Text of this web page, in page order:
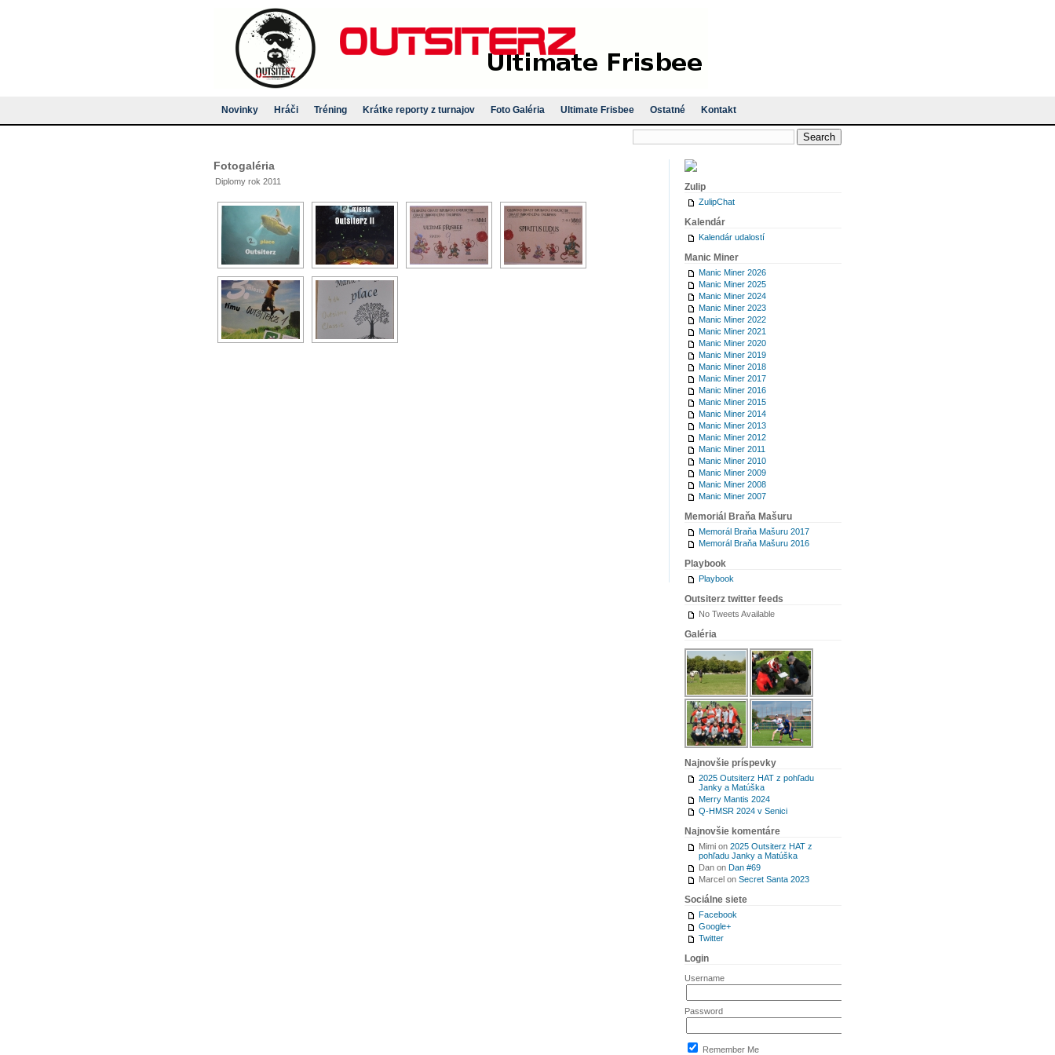
Novinky Hráči Tréning Krátke reporty z turnajov Foto Galéria Ultimate Frisbee Ostatné Kontakt
Fotogaléria
Diplomy rok 2011
Zulip
ZulipChat
Kalendár
Kalendár udalostí
Manic Miner
Manic Miner 2026
Manic Miner 2025
Manic Miner 2024
Manic Miner 2023
Manic Miner 2022
Manic Miner 2021
Manic Miner 2020
Manic Miner 2019
Manic Miner 2018
Manic Miner 2017
Manic Miner 2016
Manic Miner 2015
Manic Miner 2014
Manic Miner 2013
Manic Miner 2012
Manic Miner 2011
Manic Miner 2010
Manic Miner 2009
Manic Miner 2008
Manic Miner 2007
Memoriál Braňa Mašuru
Memorál Braňa Mašuru 2017
Memorál Braňa Mašuru 2016
Playbook
Playbook
Outsiterz twitter feeds
No Tweets Available
Galéria
Najnovšie príspevky
2025 Outsiterz HAT z pohľadu
Janky a Matúška
Merry Mantis 2024
Q-HMSR 2024 v Senici
Najnovšie komentáre
Mimi on 2025 Outsiterz HAT z
pohľadu Janky a Matúška
Dan on Dan #69
Marcel on Secret Santa 2023
Sociálne siete
Facebook
Google+
Twitter
Login
Username
Password
Remember Me